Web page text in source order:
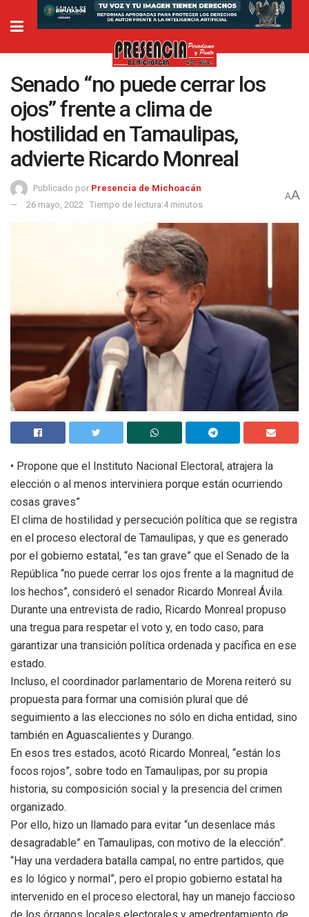
Senado “no puede cerrar los
ojos” frente a clima de
hostilidad en Tamaulipas,
advierte Ricardo Monreal
Publicado por Presencia de Michoacán
26 mayo, 2022
Tiempo de lectura:4 minutos
AA
• Propone que el Instituto Nacional Electoral, atrajera la
elección o al menos interviniera porque están ocurriendo
cosas graves”
El clima de hostilidad y persecución política que se registra
en el proceso electoral de Tamaulipas, y que es generado
por el gobierno estatal, “es tan grave” que el Senado de la
República “no puede cerrar los ojos frente a la magnitud de
los hechos”, consideró el senador Ricardo Monreal Ávila.
Durante una entrevista de radio, Ricardo Monreal propuso
una tregua para respetar el voto y, en todo caso, para
garantizar una transición política ordenada y pacífica en ese
estado.
Incluso, el coordinador parlamentario de Morena reiteró su
propuesta para formar una comisión plural que dé
seguimiento a las elecciones no sólo en dicha entidad, sino
también en Aguascalientes y Durango.
En esos tres estados, acotó Ricardo Monreal, “están los
focos rojos”, sobre todo en Tamaulipas, por su propia
historia, su composición social y la presencia del crimen
organizado.
Por ello, hizo un llamado para evitar “un desenlace más
desagradable” en Tamaulipas, con motivo de la elección”.
“Hay una verdadera batalla campal, no entre partidos, que
es lo lógico y normal”, pero el propio gobierno estatal ha
intervenido en el proceso electoral, hay un manejo faccioso